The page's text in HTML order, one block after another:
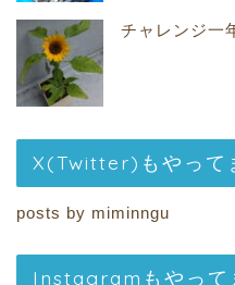
チャレンジ一
X(Twitter)もやって
posts by miminngu
Instagramもやって